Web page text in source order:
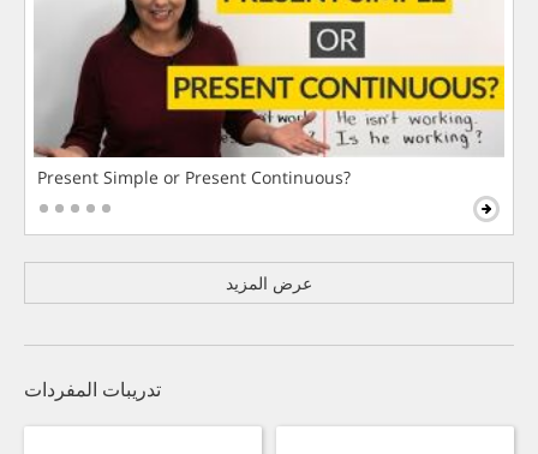
Present Simple or Present Continuous?
عرض المزيد
تدريبات المفردات